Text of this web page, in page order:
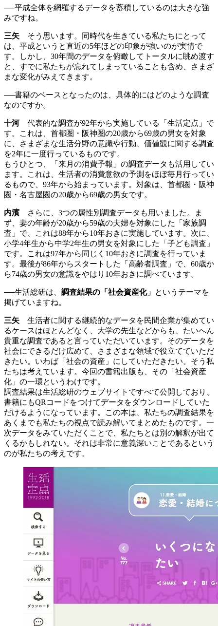
──平成全体を網羅するデータを蓄積しているのは大きな強
みですね。
三矢 そう思います。同時代を生きている私たちにとって
は、平成というと直近の5年ほどの印象が強いのが実情で
す。しかし、30年間のデータを俯瞰してトータルに眺め渡す
と、すでに私たちが忘れてしまっていることも含め、さまざ
まな変化がみえてきます。
──書籍のベースとなったのは、具体的にはどのような調査
なのですか。
十河代表的な調査が92年から実施している「生活定点」で
す。これは、首都圏・阪神圏の20歳から69歳の男女を対象
に、さまざまな生活分野の意識や行動、価値観に関する調査
を2年に一度行っているものです。
もうひとつ、「来月の消費予報」の調査データも活用してい
ます。これは、生活者の消費意欲の予測をほぼ毎月行ってい
るもので、93年から始まっています。対象は、首都圏・阪神
圏・名古屋圏の20歳から69歳の男女です。
内濱 さらに、3つの属性別調査データも用いました。ま
ず、妻の年齢が20歳から59歳の夫婦を対象にした「家族調
査」で、これは88年から10年おきに実施しています。次に、
小学4年生から中学2年生の男女を対象にした「子ども調査」
です。これは97年から同じく10年おきに調査を行っていま
す。最後が86年からスタートした「高齢者調査」で、60歳か
ら74歳の男女の意識をやはり10年おきに調べています。
──生活総研は、 調査結果の「社会資産化」 というテーマを
掲げていますね。
三矢 生活者に関する継続的なデータを民間企業が集めてい
るケースはほとんどなく、大学の先生などからも、たいへん
貴重な調査であると言っていただいています。そのデータを
社会にできるだけ広めて、さまざまな領域で役立てていただ
きたい。いわば「社会の資産」にしていただきたい。そう私
たちは考えています。今回の書籍出版も、その「社会資産
化」の一環というわけです。
調査結果は生活総研のウェブサイトですべて公開しており、
書籍にもQRコードをつけてデータをダウンロードしていた
だけるようになっています。この本は、私たちの調査結果を
あくまでも私たちの視点で読み解いてまとめたものです。一
次データをみていただくことで、私たちとは別の解釈が出て
くるかもしれない。それは非常に意義深いことであるという
のが私たちの考えです。